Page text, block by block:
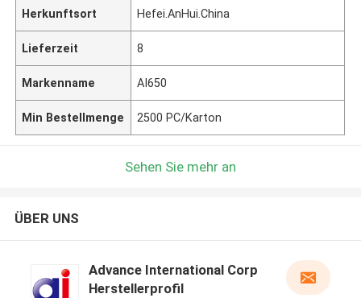
Herkunftsort Hefei.AnHui.China
Lieferzeit 8
Markenname AI650
Min Bestellmenge 2500 PC/Karton
Sehen Sie mehr an
ÜBER UNS
Advance International Corp
Herstellerprofil